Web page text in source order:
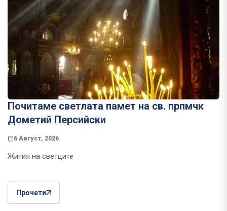
Почитаме светлата памет на св. прпмчк
Дометий Персийски
6 Август, 2026
Жития на светците
Прочети